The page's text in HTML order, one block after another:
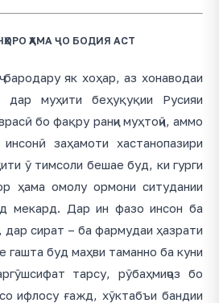
ҲАМА ҶО БОДИЯ АСТ
як хоҳар, аз хонаводаи
дар муҳити беҳуқуқии Русияи
бо фақру ранҷи муҳтоҷӣ, аммо
заҳамоти хастанопазири
ӯ тимсоли бешае буд, ки гурги
ҳама омолу ормони ситудании
мекард. Дар ин фазо инсон ба
дар сират – ба фармудаи ҳазрати
гашта буд маҳви таманно ба куни
тарсу, рӯбаҳмиҷоз бо
ифлосу ғажд, хӯктабъи бандии